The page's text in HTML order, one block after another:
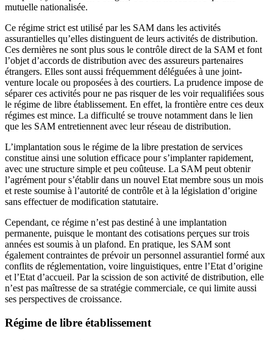
mutuelle nationalisée.
Ce régime strict est utilisé par les SAM dans les activités
assurantielles qu’elles distinguent de leurs activités de distribution.
Ces dernières ne sont plus sous le contrôle direct de la SAM et font
l’objet d’accords de distribution avec des assureurs partenaires
étrangers. Elles sont aussi fréquemment déléguées à une joint-
venture locale ou proposées à des courtiers. La prudence impose de
séparer ces activités pour ne pas risquer de les voir requalifiées sous
le régime de libre établissement. En effet, la frontière entre ces deux
régimes est mince. La difficulté se trouve notamment dans le lien
que les SAM entretiennent avec leur réseau de distribution.
L’implantation sous le régime de la libre prestation de services
constitue ainsi une solution efficace pour s’implanter rapidement,
avec une structure simple et peu coûteuse. La SAM peut obtenir
l’agrément pour s’établir dans un nouvel Etat membre sous un mois
et reste soumise à l’autorité de contrôle et à la législation d’origine
sans effectuer de modification statutaire.
Cependant, ce régime n’est pas destiné à une implantation
permanente, puisque le montant des cotisations perçues sur trois
années est soumis à un plafond. En pratique, les SAM sont
également contraintes de prévoir un personnel assurantiel formé aux
conflits de réglementation, voire linguistiques, entre l’Etat d’origine
et l’Etat d’accueil. Par la scission de son activité de distribution, elle
n’est pas maîtresse de sa stratégie commerciale, ce qui limite aussi
ses perspectives de croissance.
Régime de libre établissement